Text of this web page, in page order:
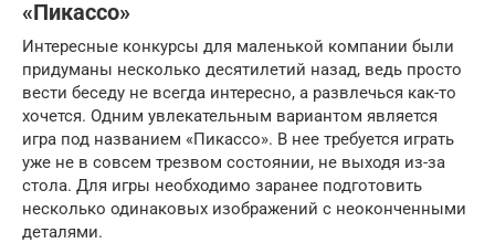
«Пикассо»
Интересные конкурсы для маленькой компании были
придуманы несколько десятилетий назад, ведь просто
вести беседу не всегда интересно, а развлечься как-то
хочется. Одним увлекательным вариантом является
игра под названием «Пикассо». В нее требуется играть
уже не в совсем трезвом состоянии, не выходя из-за
стола. Для игры необходимо заранее подготовить
несколько одинаковых изображений с неоконченными
деталями.